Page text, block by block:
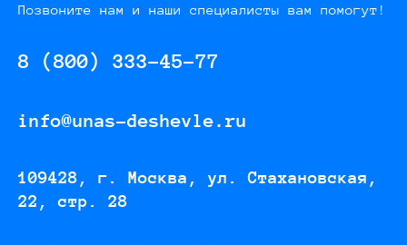
Позвоните нам и наши специалисты вам помогут!
8 (800) 333-45-77
info@unas-deshevle.ru
109428, г. Москва, ул. Стахановская,
22, стр. 28